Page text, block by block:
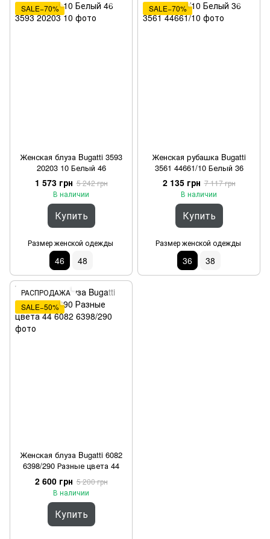
SALE−70%
Женская блуза Bugatti 3593
20203 10 Белый 46
1 573 грн 5 242 грн
В наличии
Купить
Размер женской одежды
46 48
SALE−70%
Женская рубашка Bugatti
3561 44661/10 Белый 36
2 135 грн 7 117 грн
В наличии
Купить
Размер женской одежды
36 38
РАСПРОДАЖА
SALE−50%
Женская блуза Bugatti 6082
6398/290 Разные цвета 44
2 600 грн 5 200 грн
В наличии
Купить